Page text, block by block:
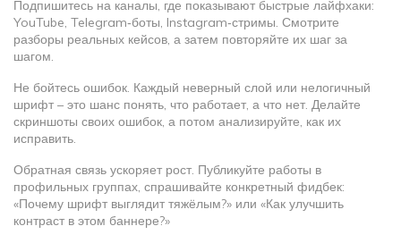
Подпишитесь на каналы, где показывают быстрые лайфхаки:
YouTube, Telegram‑боты, Instagram‑стримы. Смотрите
разборы реальных кейсов, а затем повторяйте их шаг за
шагом.
Не бойтесь ошибок. Каждый неверный слой или нелогичный
шрифт – это шанс понять, что работает, а что нет. Делайте
скриншоты своих ошибок, а потом анализируйте, как их
исправить.
Обратная связь ускоряет рост. Публикуйте работы в
профильных группах, спрашивайте конкретный фидбек:
«Почему шрифт выглядит тяжёлым?» или «Как улучшить
контраст в этом баннере?»